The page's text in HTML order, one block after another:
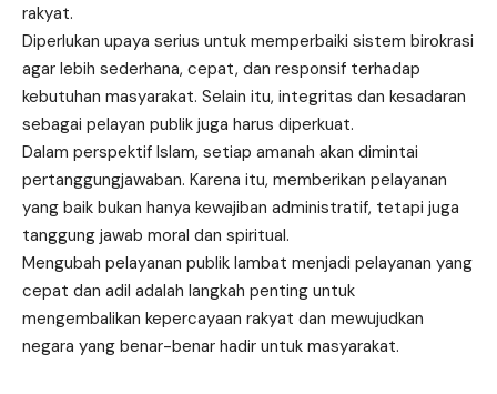
rakyat.
Diperlukan upaya serius untuk memperbaiki sistem birokrasi
agar lebih sederhana, cepat, dan responsif terhadap
kebutuhan masyarakat. Selain itu, integritas dan kesadaran
sebagai pelayan publik juga harus diperkuat.
Dalam perspektif Islam, setiap amanah akan dimintai
pertanggungjawaban. Karena itu, memberikan pelayanan
yang baik bukan hanya kewajiban administratif, tetapi juga
tanggung jawab moral dan spiritual.
Mengubah pelayanan publik lambat menjadi pelayanan yang
cepat dan adil adalah langkah penting untuk
mengembalikan kepercayaan rakyat dan mewujudkan
negara yang benar-benar hadir untuk masyarakat.